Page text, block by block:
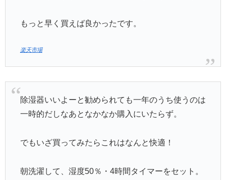
もっと早く買えば良かったです。
楽天市場
除湿器いいよーと勧められても一年のうち使うのは
一時的だしなあとなかなか購入にいたらず。
でもいざ買ってみたらこれはなんと快適！
朝洗濯して、湿度50％・4時間タイマーをセット。